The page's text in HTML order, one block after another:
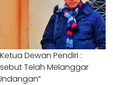
Dewan Pendiri :
Telah Melanggar